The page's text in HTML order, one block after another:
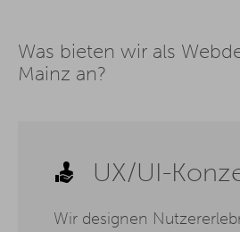
Was bieten wir als
Mainz an?
UX/UI-
Wir designen